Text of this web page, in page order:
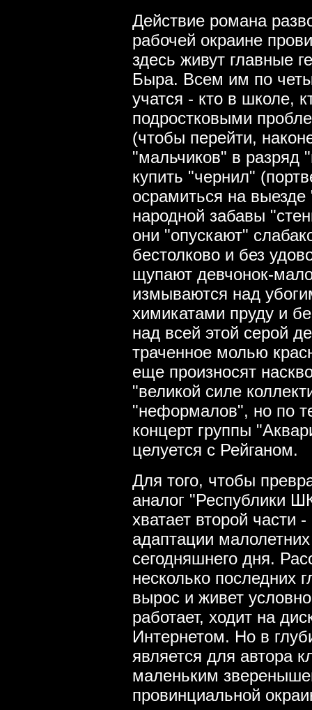
Действие романа
рабочей окраине
здесь живут главные
Быра. Всем им по
учатся - кто в школе,
подростковыми
(чтобы перейти,
"мальчиков" в разряд
купить "чернил"
осрамиться на выезде
народной забавы
они "опускают"
бестолково и без
щупают девчонок-
измываются над
химикатами пруду и
над всей этой серой
траченное молью
еще произносят
"великой силе
"неформалов", но по
концерт группы
целуется с Рейганом.
Для того, чтобы
аналог "Республики
хватает второй части
адаптации
сегодняшнего дня.
несколько последних
вырос и живет
работает, ходит на
Интернетом. Но в
является для автора
маленьким
провинциальной